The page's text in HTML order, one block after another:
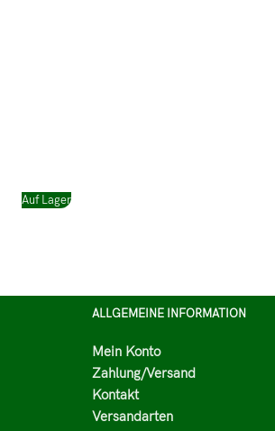
Auf Lager
ALLGEMEINE INFORMATION
Mein Konto
Zahlung/Versand
Kontakt
Versandarten